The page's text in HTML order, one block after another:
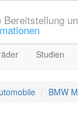
Studien
BMW